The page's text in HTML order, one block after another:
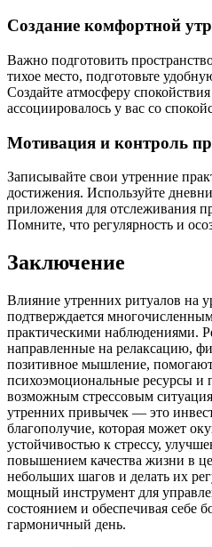
Создание комфортной
Важно подготовить
тихое место, подготовьте
Создайте атмосферу
ассоциировалось у вас со
Мотивация и контроль
Записывайте свои утренние
достижения. Используйте
приложения для отслеживания
Помните, что регулярность и
Заключение
Влияние утренних ритуалов на
подтверждается
практическими наблюдениями.
направленные на релаксацию,
позитивное мышление,
психоэмоциональные ресурсы и
возможным стрессовым
утренних привычек — это
благополучие, которая может
устойчивостью к стрессу,
повышением качества жизни в
небольших шагов и делать их
мощный инструмент для
состоянием и обеспечивая себе
гармоничный день.